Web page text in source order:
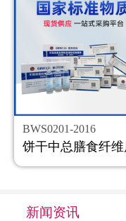
BWS0201-2016
新闻资讯